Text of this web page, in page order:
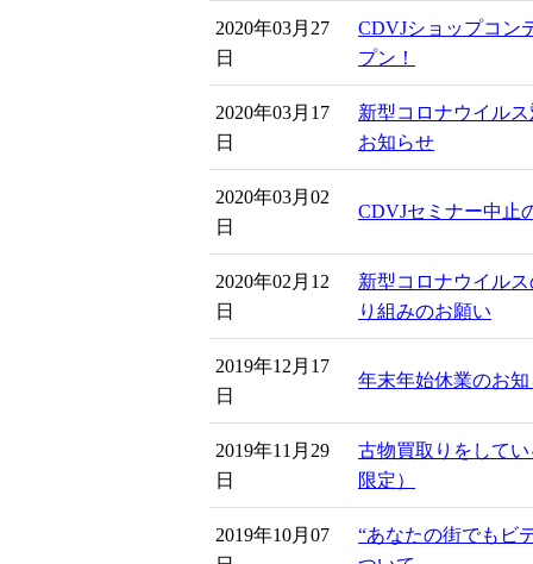
2020年03月27
日
CDVJショップコン
プン！
2020年03月17
日
新型コロナウイル
お知らせ
2020年03月02
日
CDVJセミナー中止
2020年02月12
日
新型コロナウイル
り組みのお願い
2019年12月17
日
年末年始休業のお
2019年11月29
日
古物買取りをして
限定）
2019年10月07
“あなたの街でもビ